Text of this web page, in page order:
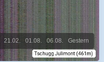
Gestern
06.08.
01.08.
21.02.